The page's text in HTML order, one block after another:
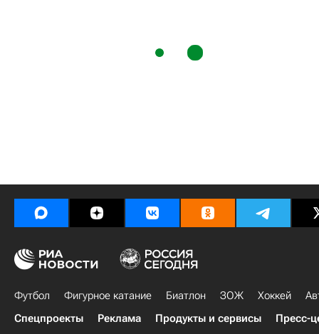
Футбол Фигурное катание Биатлон ЗОЖ Хоккей
Спецпроекты
Реклама Продукты и сервисы Пресс-